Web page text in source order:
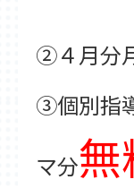
講師紹
よくあ
採用情
②４月分
③個別指
マ分